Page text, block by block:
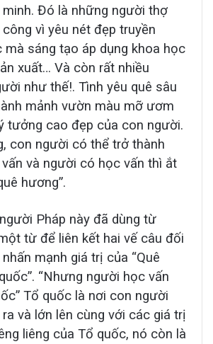
Đó là những người thợ
công vì yêu nét đẹp truyền
mà sáng tạo áp dụng khoa học
xuất… Và còn rất nhiều
như thế!. Tình yêu quê sâu
mảnh vườn màu mỡ ươm
tưởng cao đẹp của con người.
con người có thể trở thành
và người có học vấn thì ắt
hương”.
Pháp này đã dùng từ
từ để liên kết hai vế câu đối
mạnh giá trị của “Quê
“Nhưng người học vấn
Tổ quốc là nơi con người
và lớn lên cùng với các giá trị
liêng của Tổ quốc, nó còn là